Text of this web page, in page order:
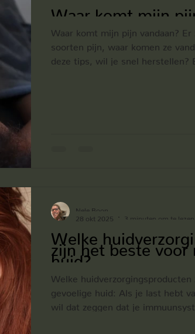
Waar komt mijn
Waar komt mijn pijn vandaan? Er zijn verschillende
soorten pijn, waar komen ze
deze tips, wil je snel herstellen?
Welke
zijn het beste voor
huid?
Welke
gevoelige huid: Als je last hebt
wil dat zeggen dat je
Nele Boon
28 okt 2025
3 minuten om te lezen